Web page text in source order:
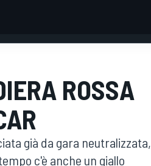
ROSSA
già da gara neutralizzata,
c'è anche un giallo